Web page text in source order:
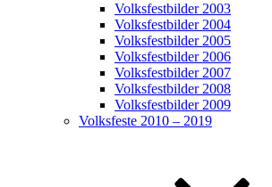
Volksfestbilder 2003
Volksfestbilder 2004
Volksfestbilder 2005
Volksfestbilder 2006
Volksfestbilder 2007
Volksfestbilder 2008
Volksfestbilder 2009
Volksfeste 2010 – 2019